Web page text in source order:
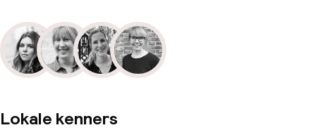
Lokale kenners